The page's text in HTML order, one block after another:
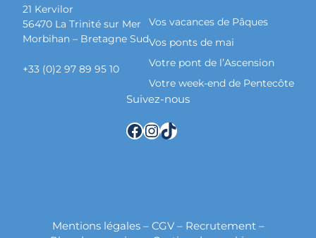
21 Kervilor
56470 La Trinité sur Mer
Morbihan – Bretagne Sud
+33 (0)2 97 89 95 10
Vos vacances de Pâques
Vos ponts de mai
Votre pont de l’Ascension
Votre week-end de Pentecôte
Suivez-nous
Facebook InstagramTikTok
Mentions légales– CGV– Recrutement–